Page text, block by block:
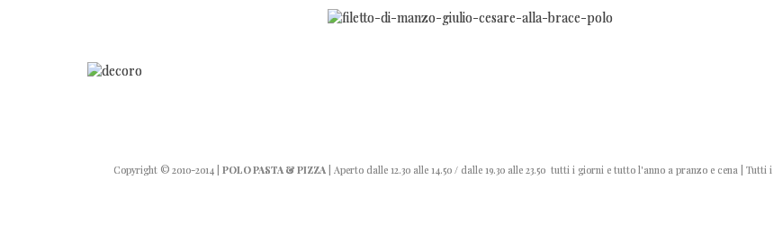
Copyright © 2010-2014 POLO PASTA & PIZZA | Aperto dalle 12.30 alle 14.50 / dalle 19.30 alle 23.50 tutti i giorni e tutto l'anno a pranzo e cena |